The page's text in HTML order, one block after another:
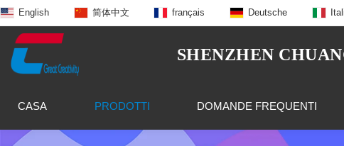
English 简体中文 français Deutsche
SHENZHEN
CASA PRODOTTI DOMANDE FREQUENTI